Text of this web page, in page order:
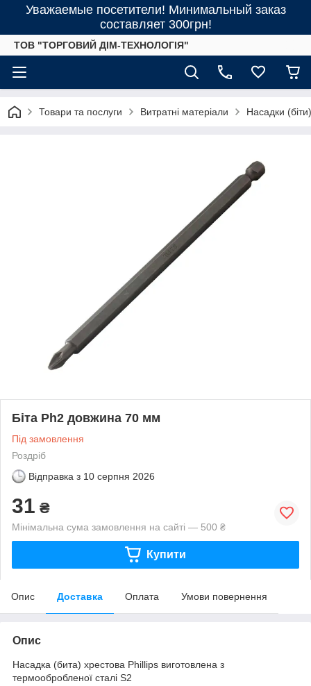
Уважаемые посетители! Минимальный заказ
составляет 300грн!
ТОВ "ТОРГОВИЙ ДІМ-ТЕХНОЛОГІЯ"
Товари та послуги Витратні матеріали Насадки
Біта Ph2 довжина 70 мм
Під замовлення
Роздріб
Відправка з 10 серпня 2026
31 ₴
Мінімальна сума замовлення на сайті — 500 ₴
Купити
Опис Доставка Оплата Умови повернення
Опис
Насадка (бита) хрестова Phillips виготовлена з
термообробленої сталі S2